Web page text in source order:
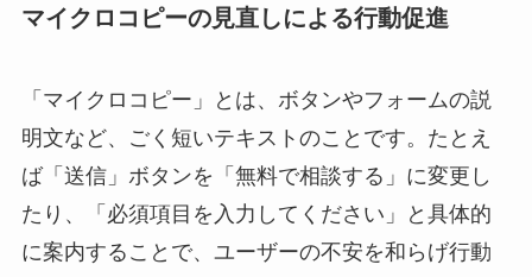
マイクロコピーの見直しによる行動促進
「マイクロコピー」とは、ボタンやフォームの説
明文など、ごく短いテキストのことです。たとえ
ば「送信」ボタンを「無料で相談する」に変更し
たり、「必須項目を入力してください」と具体的
に案内することで、ユーザーの不安を和らげ行動